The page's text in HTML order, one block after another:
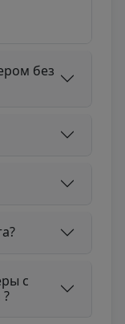
без
с